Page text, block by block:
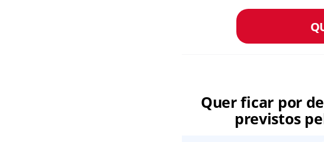
Quer ficar por
previstos